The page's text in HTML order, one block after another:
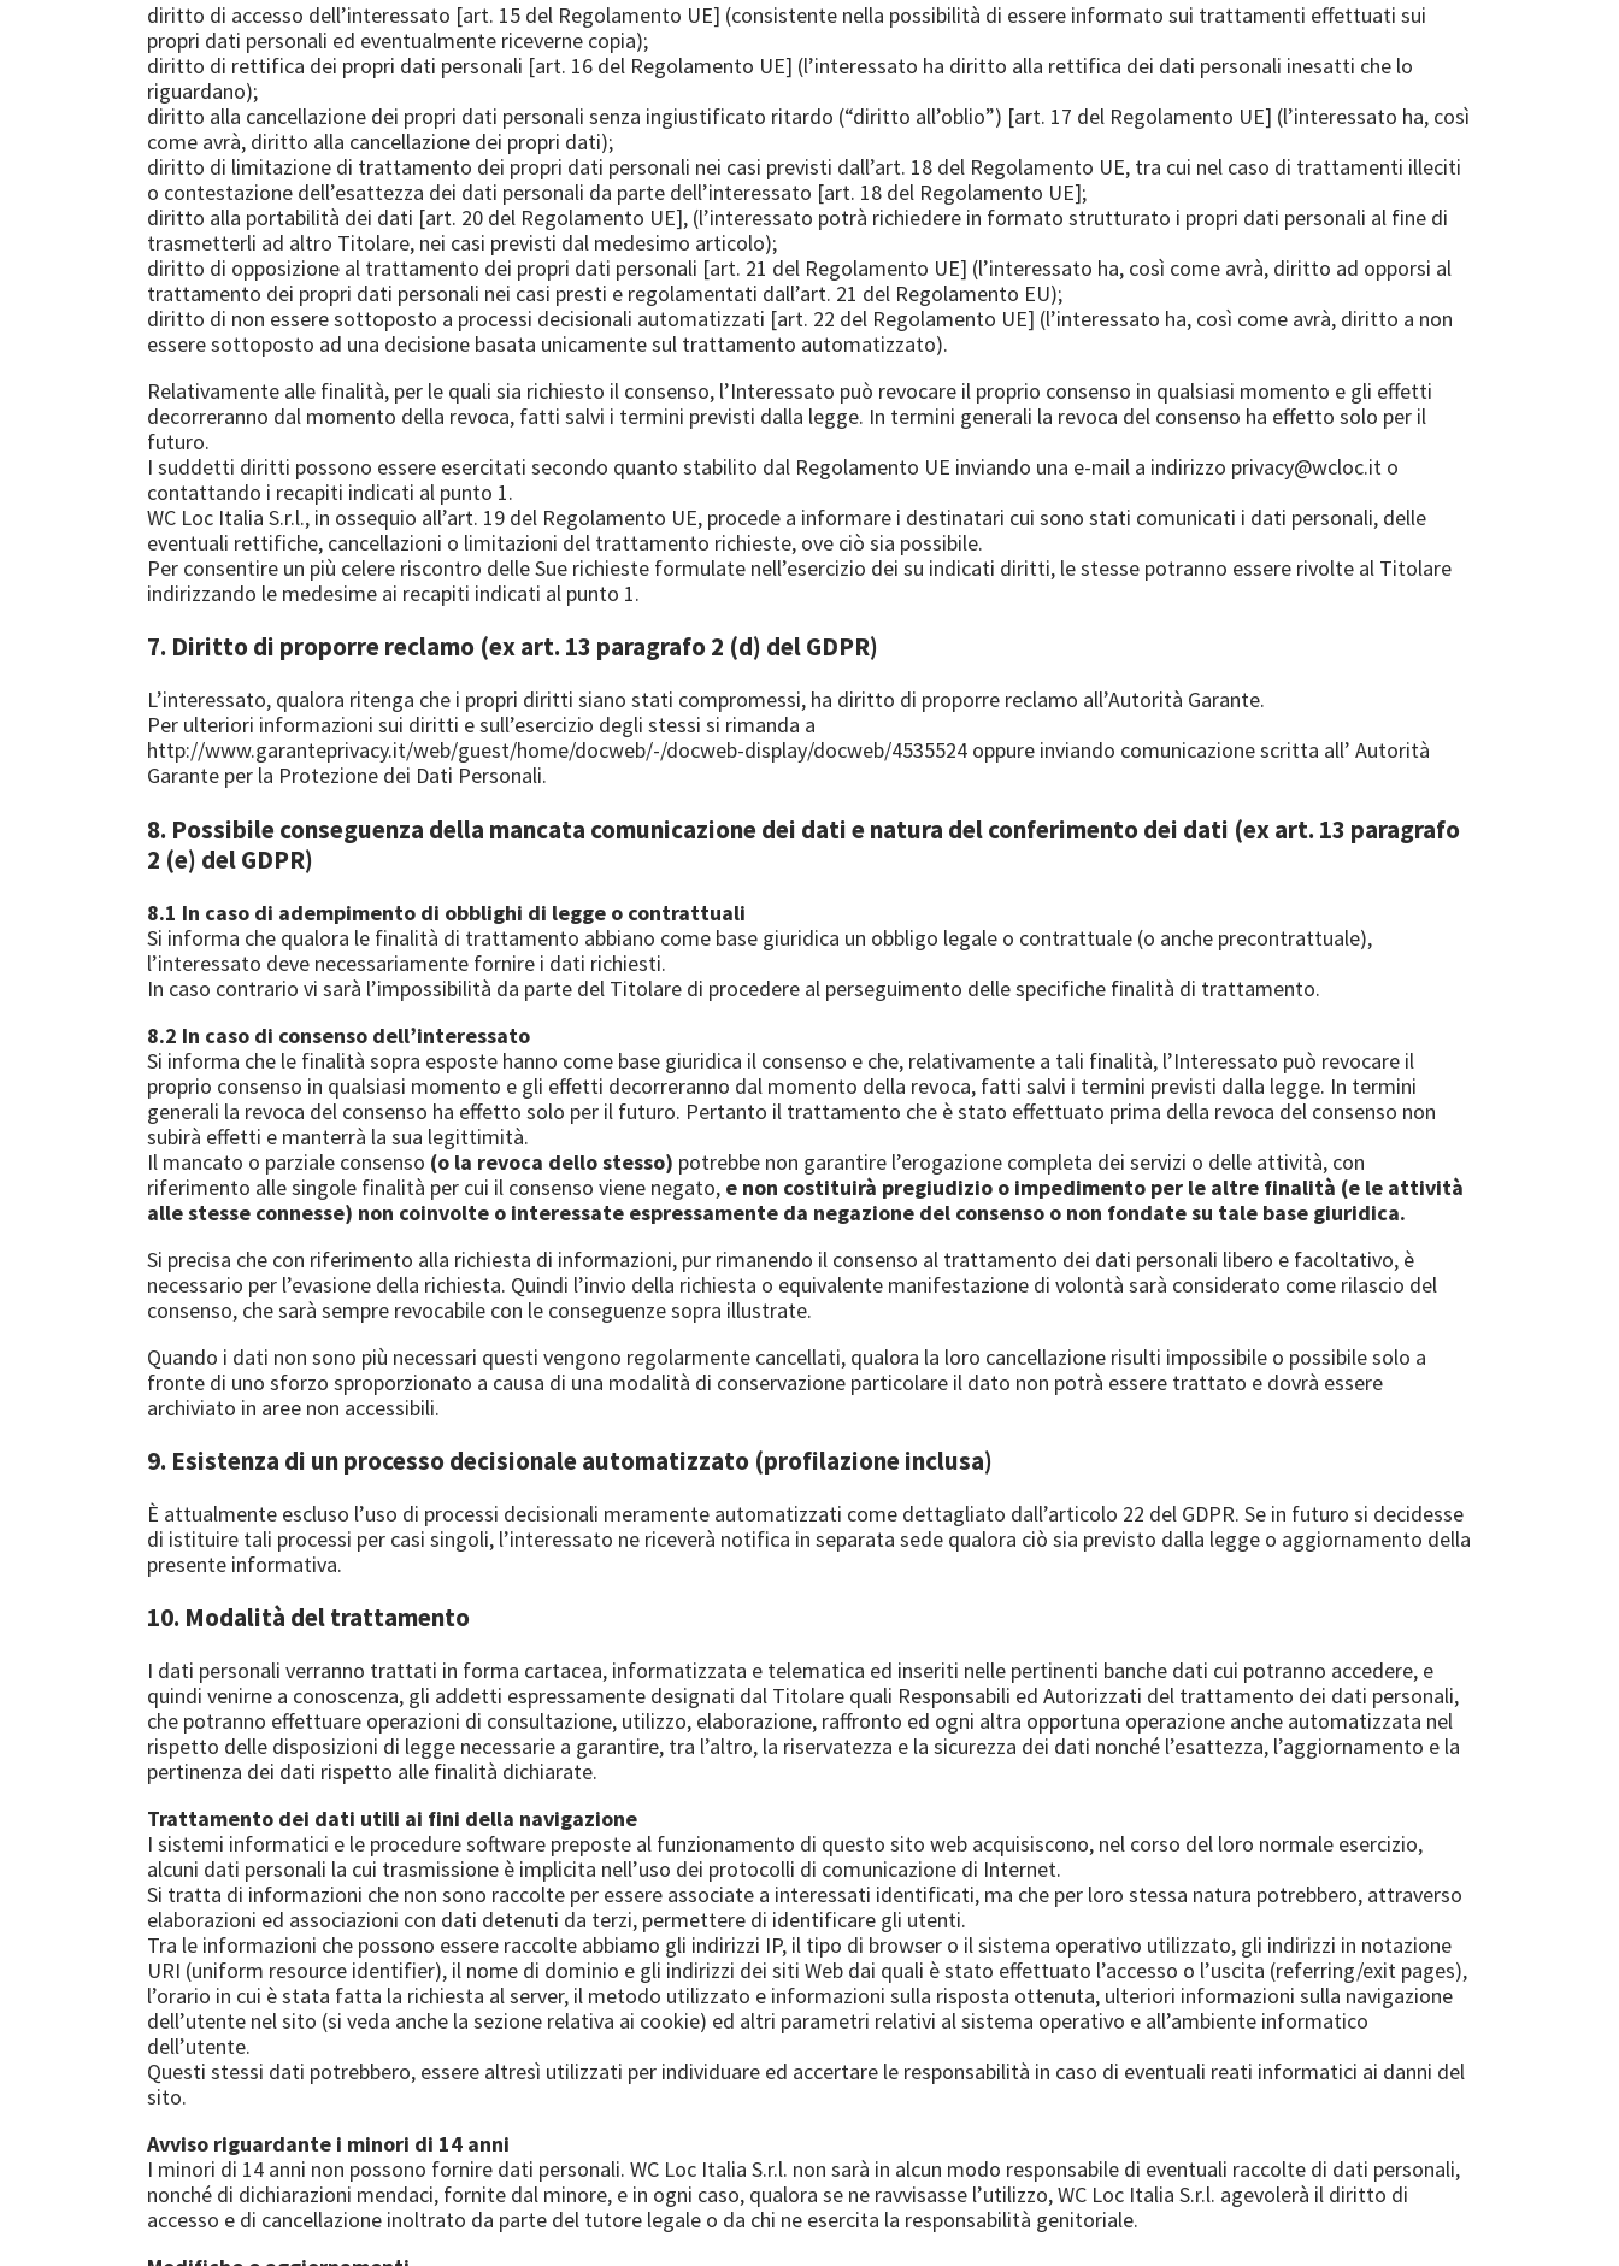
diritto di accesso dell’interessato [art. 15 del Regolamento UE] (consistente nella possibilità di essere informato sui trattamenti effettuati sui
propri dati personali ed eventualmente riceverne copia);
diritto di rettifica dei propri dati personali [art. 16 del Regolamento UE] (l’interessato ha diritto alla rettifica dei dati personali inesatti che lo
riguardano);
diritto alla cancellazione dei propri dati personali senza ingiustificato ritardo (“diritto all’oblio”) [art. 17 del Regolamento UE] (l’interessato ha, così
come avrà, diritto alla cancellazione dei propri dati);
diritto di limitazione di trattamento dei propri dati personali nei casi previsti dall’art. 18 del Regolamento UE, tra cui nel caso di trattamenti illeciti
o contestazione dell’esattezza dei dati personali da parte dell’interessato [art. 18 del Regolamento UE];
diritto alla portabilità dei dati [art. 20 del Regolamento UE], (l’interessato potrà richiedere in formato strutturato i propri dati personali al fine di
trasmetterli ad altro Titolare, nei casi previsti dal medesimo articolo);
diritto di opposizione al trattamento dei propri dati personali [art. 21 del Regolamento UE] (l’interessato ha, così come avrà, diritto ad opporsi al
trattamento dei propri dati personali nei casi presti e regolamentati dall’art. 21 del Regolamento EU);
diritto di non essere sottoposto a processi decisionali automatizzati [art. 22 del Regolamento UE] (l’interessato ha, così come avrà, diritto a non
essere sottoposto ad una decisione basata unicamente sul trattamento automatizzato).
Relativamente alle finalità, per le quali sia richiesto il consenso, l’Interessato può revocare il proprio consenso in qualsiasi momento e gli effetti
decorreranno dal momento della revoca, fatti salvi i termini previsti dalla legge. In termini generali la revoca del consenso ha effetto solo per il
futuro.
I suddetti diritti possono essere esercitati secondo quanto stabilito dal Regolamento UE inviando una e-mail a indirizzo privacy@wcloc.it o
contattando i recapiti indicati al punto 1.
WC Loc Italia S.r.l., in ossequio all’art. 19 del Regolamento UE, procede a informare i destinatari cui sono stati comunicati i dati personali, delle
eventuali rettifiche, cancellazioni o limitazioni del trattamento richieste, ove ciò sia possibile.
Per consentire un più celere riscontro delle Sue richieste formulate nell’esercizio dei su indicati diritti, le stesse potranno essere rivolte al Titolare
indirizzando le medesime ai recapiti indicati al punto 1.
7. Diritto di proporre reclamo (ex art. 13 paragrafo 2 (d) del GDPR)
L’interessato, qualora ritenga che i propri diritti siano stati compromessi, ha diritto di proporre reclamo all’Autorità Garante.
Per ulteriori informazioni sui diritti e sull’esercizio degli stessi si rimanda a
http://www.garanteprivacy.it/web/guest/home/docweb/-/docweb-display/docweb/4535524 oppure inviando comunicazione scritta all’ Autorità
Garante per la Protezione dei Dati Personali.
8. Possibile conseguenza della mancata comunicazione dei dati e natura del conferimento dei dati (ex art. 13 paragrafo
2 (e) del GDPR)
8.1 In caso di adempimento di obblighi di legge o contrattuali
Si informa che qualora le finalità di trattamento abbiano come base giuridica un obbligo legale o contrattuale (o anche precontrattuale),
l’interessato deve necessariamente fornire i dati richiesti.
In caso contrario vi sarà l’impossibilità da parte del Titolare di procedere al perseguimento delle specifiche finalità di trattamento.
8.2 In caso di consenso dell’interessato
Si informa che le finalità sopra esposte hanno come base giuridica il consenso e che, relativamente a tali finalità, l’Interessato può revocare il
proprio consenso in qualsiasi momento e gli effetti decorreranno dal momento della revoca, fatti salvi i termini previsti dalla legge. In termini
generali la revoca del consenso ha effetto solo per il futuro. Pertanto il trattamento che è stato effettuato prima della revoca del consenso non
subirà effetti e manterrà la sua legittimità.
Il mancato o parziale consenso (o la revoca dello stesso) potrebbe non garantire l’erogazione completa dei servizi o delle attività, con
riferimento alle singole finalità per cui il consenso viene negato, e non costituirà pregiudizio o impedimento per le altre finalità (e le attività
alle stesse connesse) non coinvolte o interessate espressamente da negazione del consenso o non fondate su tale base giuridica.
Si precisa che con riferimento alla richiesta di informazioni, pur rimanendo il consenso al trattamento dei dati personali libero e facoltativo, è
necessario per l’evasione della richiesta. Quindi l’invio della richiesta o equivalente manifestazione di volontà sarà considerato come rilascio del
consenso, che sarà sempre revocabile con le conseguenze sopra illustrate.
Quando i dati non sono più necessari questi vengono regolarmente cancellati, qualora la loro cancellazione risulti impossibile o possibile solo a
fronte di uno sforzo sproporzionato a causa di una modalità di conservazione particolare il dato non potrà essere trattato e dovrà essere
archiviato in aree non accessibili.
9. Esistenza di un processo decisionale automatizzato (profilazione inclusa)
È attualmente escluso l’uso di processi decisionali meramente automatizzati come dettagliato dall’articolo 22 del GDPR. Se in futuro si decidesse
di istituire tali processi per casi singoli, l’interessato ne riceverà notifica in separata sede qualora ciò sia previsto dalla legge o aggiornamento della
presente informativa.
10. Modalità del trattamento
I dati personali verranno trattati in forma cartacea, informatizzata e telematica ed inseriti nelle pertinenti banche dati cui potranno accedere, e
quindi venirne a conoscenza, gli addetti espressamente designati dal Titolare quali Responsabili ed Autorizzati del trattamento dei dati personali,
che potranno effettuare operazioni di consultazione, utilizzo, elaborazione, raffronto ed ogni altra opportuna operazione anche automatizzata nel
rispetto delle disposizioni di legge necessarie a garantire, tra l’altro, la riservatezza e la sicurezza dei dati nonché l’esattezza, l’aggiornamento e la
pertinenza dei dati rispetto alle finalità dichiarate.
Trattamento dei dati utili ai fini della navigazione
I sistemi informatici e le procedure software preposte al funzionamento di questo sito web acquisiscono, nel corso del loro normale esercizio,
alcuni dati personali la cui trasmissione è implicita nell’uso dei protocolli di comunicazione di Internet.
Si tratta di informazioni che non sono raccolte per essere associate a interessati identificati, ma che per loro stessa natura potrebbero, attraverso
elaborazioni ed associazioni con dati detenuti da terzi, permettere di identificare gli utenti.
Tra le informazioni che possono essere raccolte abbiamo gli indirizzi IP, il tipo di browser o il sistema operativo utilizzato, gli indirizzi in notazione
URI (uniform resource identifier), il nome di dominio e gli indirizzi dei siti Web dai quali è stato effettuato l’accesso o l’uscita (referring/exit pages),
l’orario in cui è stata fatta la richiesta al server, il metodo utilizzato e informazioni sulla risposta ottenuta, ulteriori informazioni sulla navigazione
dell’utente nel sito (si veda anche la sezione relativa ai cookie) ed altri parametri relativi al sistema operativo e all’ambiente informatico
dell’utente.
Questi stessi dati potrebbero, essere altresì utilizzati per individuare ed accertare le responsabilità in caso di eventuali reati informatici ai danni del
sito.
Avviso riguardante i minori di 14 anni
I minori di 14 anni non possono fornire dati personali. WC Loc Italia S.r.l. non sarà in alcun modo responsabile di eventuali raccolte di dati personali,
nonché di dichiarazioni mendaci, fornite dal minore, e in ogni caso, qualora se ne ravvisasse l’utilizzo, WC Loc Italia S.r.l. agevolerà il diritto di
accesso e di cancellazione inoltrato da parte del tutore legale o da chi ne esercita la responsabilità genitoriale.